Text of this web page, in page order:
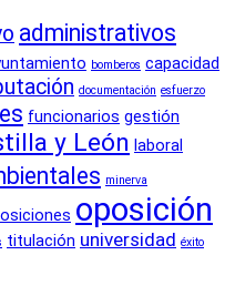
administrativos
bomberos capacidad
documentación esfuerzo
funcionarios gestión
y León laboral
minerva
oposición
titulación universidad éxito